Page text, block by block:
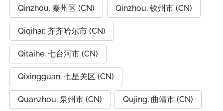
Qinzhou, 秦州区 (CN) Qinzhou, 钦州市 (CN)
Qiqihar, 齐齐哈尔市 (CN)
Qitaihe, 七台河市 (CN)
Qixingguan, 七星关区 (CN)
Quanzhou, 泉州市 (CN) Qujing, 曲靖市 (CN)